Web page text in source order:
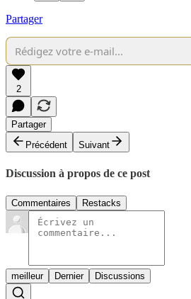
Partager
2
Partager
Précédent
Suivant
Discussion à propos de ce post
Commentaires Restacks
meilleur Dernier Discussions